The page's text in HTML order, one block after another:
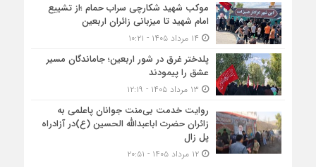
موکب شهید شکارچی سراب حمام ؛از تشییع
امام شهید تا میزبانی زائران اربعین
پلدختر غرق در شور اربعین؛ جاماندگان مسیر
عشق را پیمودند
روایت خدمت بی‌منت جوانان پاعلمی به
زائران حضرت اباعبدالله الحسین (ع)در آزادراه
پل زال
۱۲ مرداد ۱۴۰۵ - ۲۰:۵۱